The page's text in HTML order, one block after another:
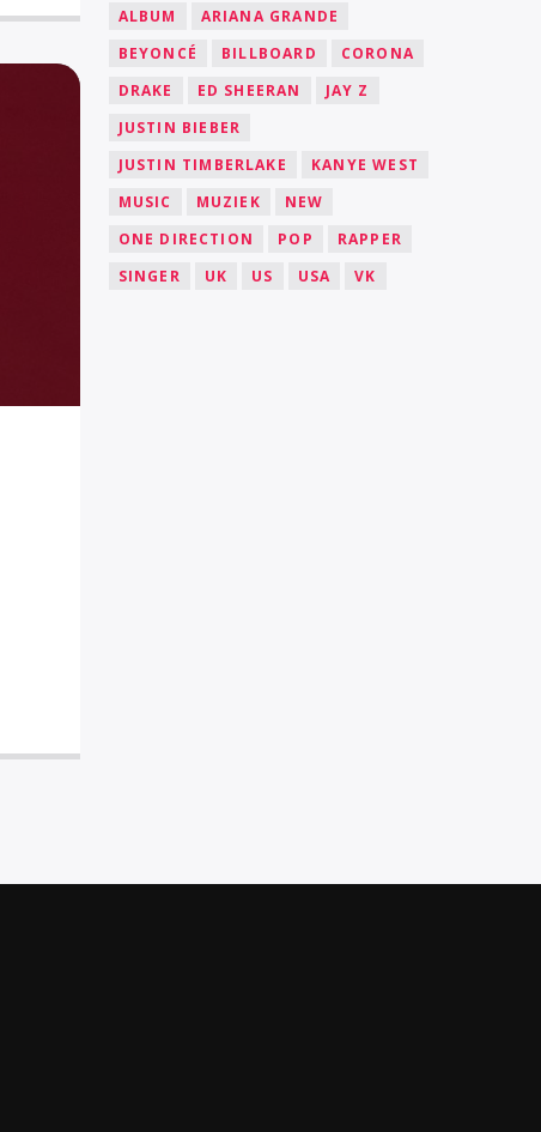
ALBUM
ARIANA GRANDE
BEYONCÉ
BILLBOARD
CORONA
DRAKE
ED SHEERAN
JAY Z
JUSTIN BIEBER
JUSTIN TIMBERLAKE
KANYE WEST
MUSIC
MUZIEK
NEW
ONE DIRECTION
POP
RAPPER
SINGER
UK US USA VK